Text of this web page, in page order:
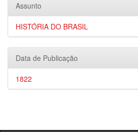
Assunto
HISTÓRIA DO BRASIL
Data de Publicação
1822